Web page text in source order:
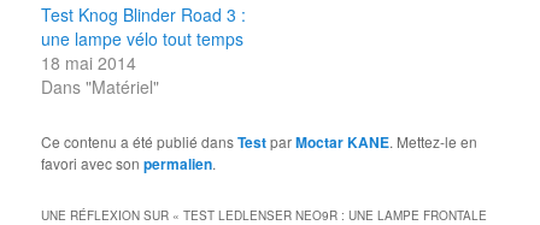
Test Knog Blinder Road 3 :
une lampe vélo tout temps
18 mai 2014
Dans "Matériel"
Ce contenu a été publié dansTestparMoctar KANE. Mettez-le en
favori avec sonpermalien.
UNE RÉFLEXION SUR «TEST LEDLENSER NEO9R : UNE LAMPE FRONTALE